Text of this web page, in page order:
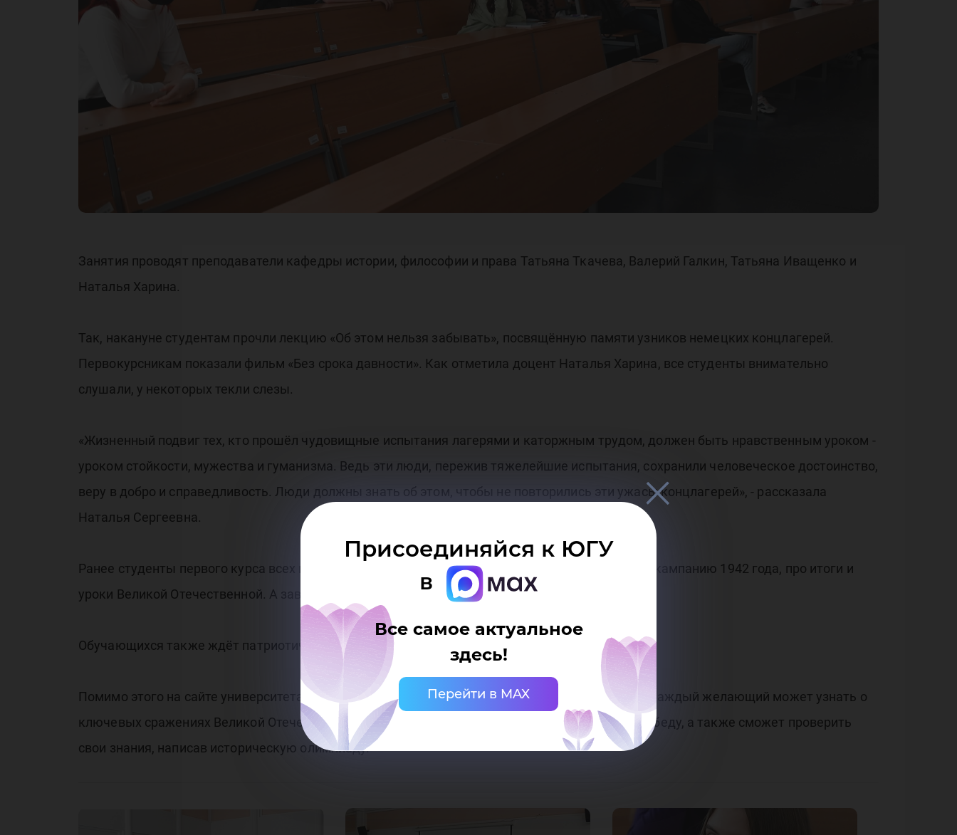
Дню
Присоединяйся к ЮГУ
в
Все самое актуальное
здесь!
Перейти в MAX
Занятия проводят преподаватели кафедры истории, философии и права Татьяна Ткачева, Валерий Галкин, Татьяна Иващенко и
Наталья Харина.
Так, накануне студентам прочли лекцию «Об этом нельзя забывать», посвящённую памяти узников немецких концлагерей.
Первокурсникам показали фильм «Без срока давности». Как отметила доцент Наталья Харина, все студенты внимательно
слушали, у некоторых текли слезы.
«Жизненный подвиг тех, кто прошёл чудовищные испытания лагерями и каторжным трудом, должен быть нравственным уроком -
уроком стойкости, мужества и гуманизма. Ведь эти люди, пережив тяжелейшие испытания, сохранили человеческое достоинство,
веру в добро и справедливость. Люди должны знать об этом, чтобы не повторились эти ужасы концлагерей», - рассказала
Наталья Сергеевна.
Ранее студенты первого курса всех направлений уже прослушали лекции про летне-осеннюю кампанию 1942 года, про итоги и
уроки Великой Отечественной. А завтра студентам расскажут и о культуре в годы войны.
Обучающихся также ждёт патриотическая акция «Рассвет Победы», которая пройдёт 8 мая.
Помимо этого на сайте университета функционирует интерактивная выставка
к 9 мая. Здесь каждый желающий может узнать о
ключевых сражениях Великой Отечественной, вкладе нашего округа и югорчан в Великую Победу, а также сможет проверить
свои знания, написав историческую олимпиаду.